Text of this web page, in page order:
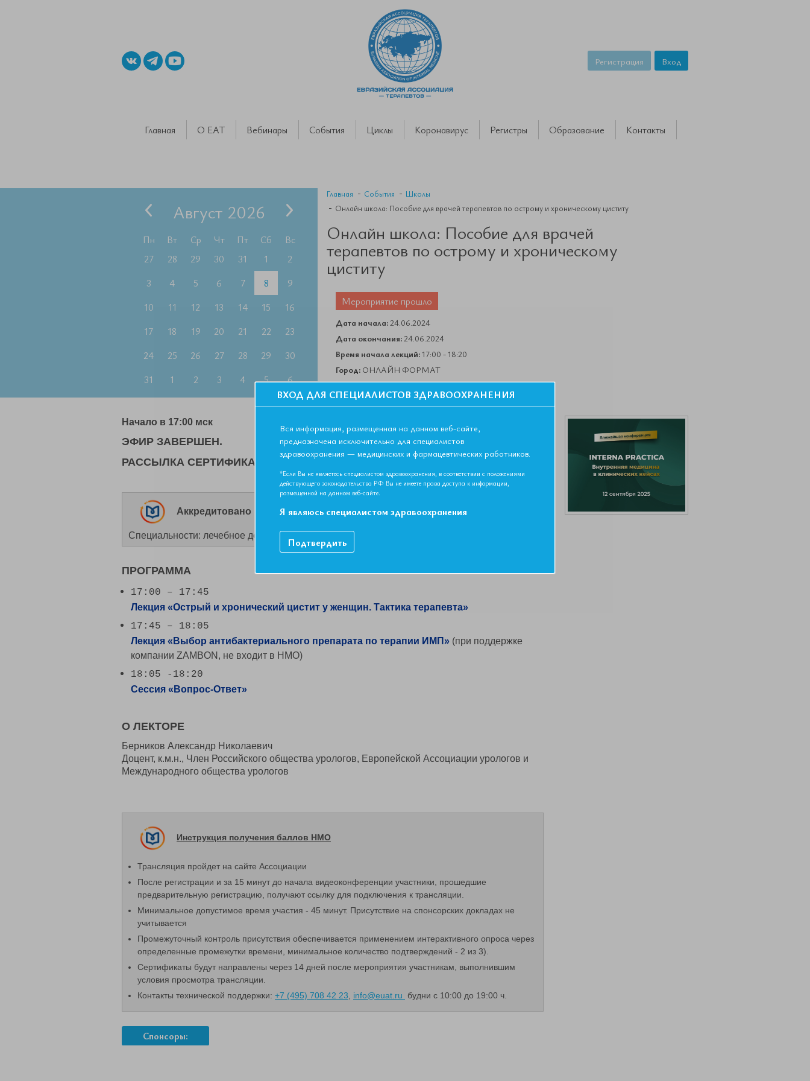
Регистрация Вход
Главная О ЕАТ Вебинары События Циклы Коронавирус Регистры Образование Контакты
Август 2026
Пн Вт Ср Чт Пт Сб
Вс
27
28 29 30 31 1
2
3
4 5 6 7 8
9
10
11 12 13 14 15
16
17
18 19 20 21 22
23
24
25 26 27 28 29
30
31
1 2 3 4 5 6
Главная События
Школы
Онлайн школа: Пособие для врачей терапевтов по острому и хроническому циститу
Онлайн школа: Пособие для врачей
терапевтов по острому и хроническому
циститу
Мероприятие прошло
Дата начала:24.06.2024
Дата окончания:24.06.2024
Время начала лекций:17:00 - 18:20
Город:ОНЛАЙН ФОРМАТ
Контактная информация:+7 495 708 42 23
Начало в 17:00 мск
ЭФИР ЗАВЕРШЕН.
РАССЫЛКА СЕРТИФИКАТОВ - 8 - 9 июля
Аккредитовано НМО - 1 ЗЕТ
Специальности: лечебное дело; общая врачебная практика (семейная медицина); терапия
ПРОГРАММА
17:00 – 17:45
Лекция «Острый и хронический цистит у женщин. Тактика терапевта»
17:45 – 18:05
Лекция « Выбор антибактериального препарата по терапии ИМП» (при поддержке
компании ZAMBON, не входит в НМО)
18:05 -18:20
Сессия «Вопрос-Ответ»
О ЛЕКТОРЕ
Берников Александр Николаевич
Доцент, к.м.н., Член Российского общества урологов, Европейской Ассоциации урологов и
Международного общества урологов
Инструкция получения баллов НМО
Трансляция пройдет на сайте Ассоциации
После регистрации и за 15 минут до начала видеоконференции участники, прошедшие
предварительную регистрацию, получают ссылку для подключения к трансляции.
Минимальное допустимое время участия - 45 минут. Присутствие на спонсорских докладах не
учитывается
Промежуточный контроль присутствия обеспечивается применением интерактивного опроса через
определенные промежутки времени, минимальное количество подтверждений - 2 из 3).
Сертификаты будут направлены через 14 дней после мероприятия участникам, выполнившим
условия просмотра трансляции.
Контакты технической поддержки: +7 (495) 708 42 23, info@euat.ru будни с 10:00 до 19:00 ч.
Спонсоры:
ВХОД ДЛЯ СПЕЦИАЛИСТОВ ЗДРАВООХРАНЕНИЯ
Вся информация, размещенная на данном веб-сайте,
предназначена исключительно для специалистов
здравоохранения — медицинских и фармацевтических работников.
*Если Вы не являетесь специалистом здравоохранения, в соответствии с положениями
действующего законодательства РФ Вы не имеете права доступа к информации,
размещенной на данном веб-сайте.
Я являюсь специалистом здравоохранения
Подтвердить